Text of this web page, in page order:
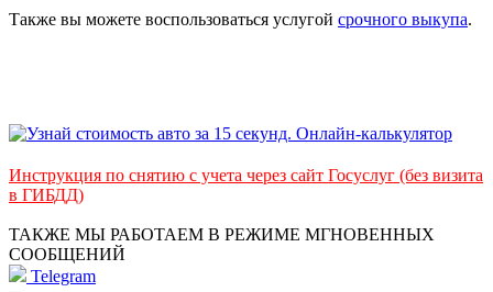
Также вы можете воспользоваться услугой срочного выкупа.
Инструкция по снятию с учета через сайт Госуслуг (без визита
в ГИБДД)
ТАКЖЕ МЫ РАБОТАЕМ В РЕЖИМЕ МГНОВЕННЫХ
СООБЩЕНИЙ
Telegram